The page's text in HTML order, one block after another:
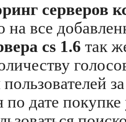
серверов
все
cs 1.6 так
по дате